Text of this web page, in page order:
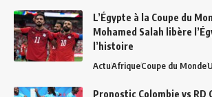
L’Égypte à la Coupe du
Mohamed Salah libère
l’histoire
ActuAfriqueCoupe du Monde
Pronostic Colombie vs RD